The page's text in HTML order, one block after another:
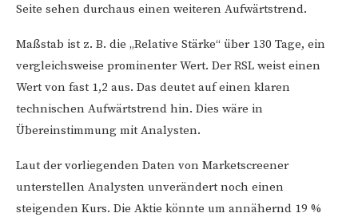
Seite sehen durchaus einen weiteren Aufwärtstrend.
Maßstab ist z. B. die „Relative Stärke“ über 130 Tage, ein
vergleichsweise prominenter Wert. Der RSL weist einen
Wert von fast 1,2 aus. Das deutet auf einen klaren
technischen Aufwärtstrend hin. Dies wäre in
Übereinstimmung mit Analysten.
Laut der vorliegenden Daten von Marketscreener
unterstellen Analysten unverändert noch einen
steigenden Kurs. Die Aktie könnte um annähernd 19 %